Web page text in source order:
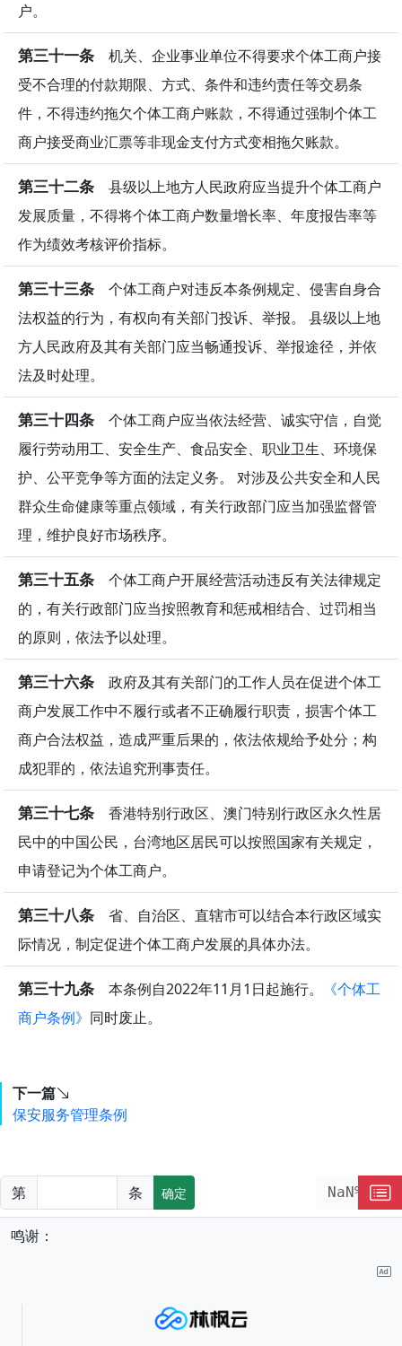
户。
第三十一条 机关、企业事业单位不得要求个体工商户接
受不合理的付款期限、方式、条件和违约责任等交易条
件，不得违约拖欠个体工商户账款，不得通过强制个体工
商户接受商业汇票等非现金支付方式变相拖欠账款。
第三十二条 县级以上地方人民政府应当提升个体工商户
发展质量，不得将个体工商户数量增长率、年度报告率等
作为绩效考核评价指标。
第三十三条 个体工商户对违反本条例规定、侵害自身合
法权益的行为，有权向有关部门投诉、举报。 县级以上地
方人民政府及其有关部门应当畅通投诉、举报途径，并依
法及时处理。
第三十四条 个体工商户应当依法经营、诚实守信，自觉
履行劳动用工、安全生产、食品安全、职业卫生、环境保
护、公平竞争等方面的法定义务。 对涉及公共安全和人民
群众生命健康等重点领域，有关行政部门应当加强监督管
理，维护良好市场秩序。
第三十五条 个体工商户开展经营活动违反有关法律规定
的，有关行政部门应当按照教育和惩戒相结合、过罚相当
的原则，依法予以处理。
第三十六条 政府及其有关部门的工作人员在促进个体工
商户发展工作中不履行或者不正确履行职责，损害个体工
商户合法权益，造成严重后果的，依法依规给予处分；构
成犯罪的，依法追究刑事责任。
第三十七条 香港特别行政区、澳门特别行政区永久性居
民中的中国公民，台湾地区居民可以按照国家有关规定，
申请登记为个体工商户。
第三十八条 省、自治区、直辖市可以结合本行政区域实
际情况，制定促进个体工商户发展的具体办法。
第三十九条 本条例自2022年11月1日起施行。
《个体工
商户条例》 同时废止。
下一篇
保安服务管理条例
第 条 确定 NaN%
鸣谢：